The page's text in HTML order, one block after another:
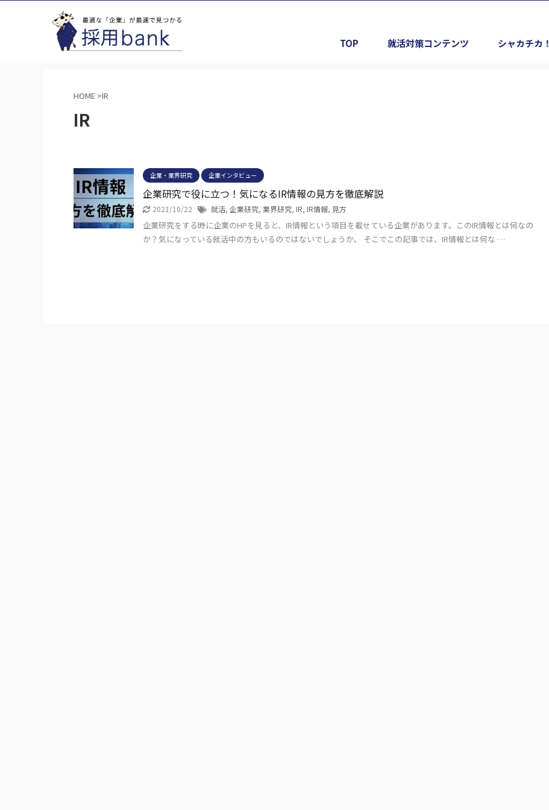
TOP 就活対策コンテンツ シャカチカ！
HOME >IR
IR
企業・業界研究 企業インタビュー
企業研究で役に立つ！気になるIR情報の見方を徹底解説
2021/10/22 就活, 企業研究, 業界研究, IR, IR情報, 見方
企業研究をする時に企業のHPを見ると、IR情報という項目を載せている企業があります。このIR情報とは何なの
か？気になっている就活中の方もいるのではないでしょうか。 そこでこの記事では、IR情報とは何な …